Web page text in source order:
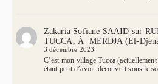
Zakaria Sofiane SAAID sur
TUCCA, À MERDJA (El-
3 décembre 2023
C’est mon village Tucca
étant petit d’avoir découvert sous le